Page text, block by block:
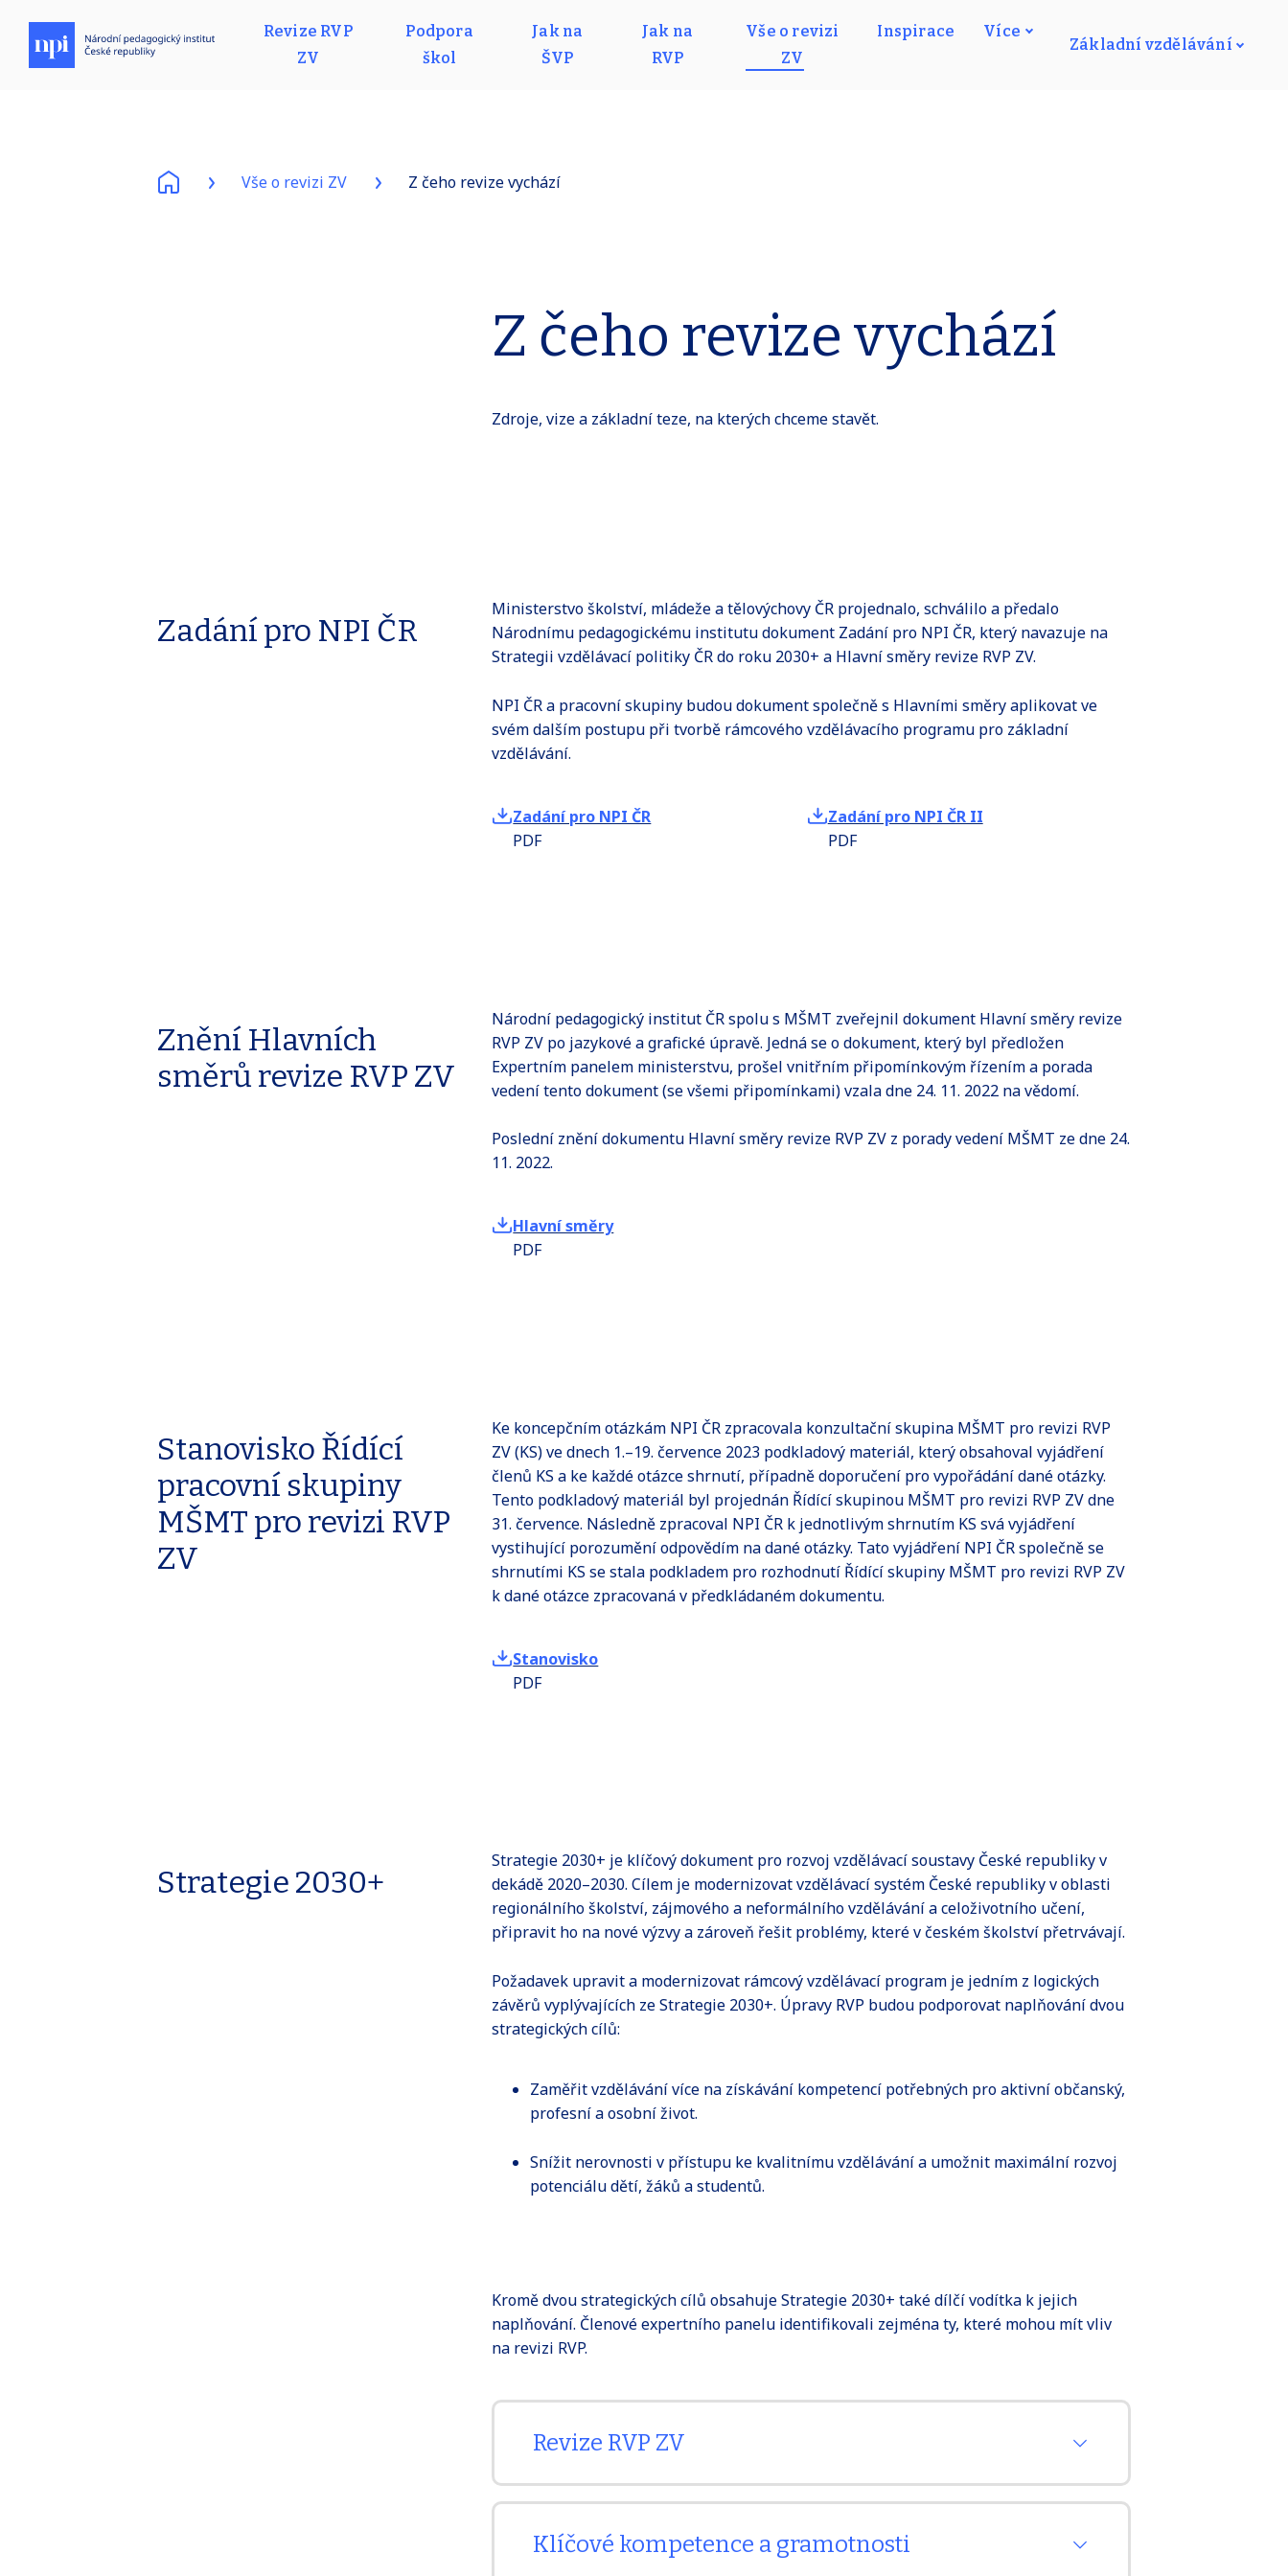
Revize RVP
ZV
Podpora
škol
Jak na
ŠVP
Jak na
RVP
Vše o revizi
ZV
Inspirace Více
Základní vzdělávání
Vše o revizi ZV Z čeho revize vychází
Z čeho revize vychází
Zdroje, vize a základní teze, na kterých chceme stavět.
Zadání pro NPI ČR
Ministerstvo školství, mládeže a tělovýchovy ČR projednalo, schválilo a předalo
Národnímu pedagogickému institutu dokument Zadání pro NPI ČR, který navazuje na
Strategii vzdělávací politiky ČR do roku 2030+ a Hlavní směry revize RVP ZV.
NPI ČR a pracovní skupiny budou dokument společně s Hlavními směry aplikovat ve
svém dalším postupu při tvorbě rámcového vzdělávacího programu pro základní
vzdělávání.
Zadání pro NPI ČR
PDF
Zadání pro NPI ČR II
PDF
Znění Hlavních
směrů revize RVP ZV
Národní pedagogický institut ČR spolu s MŠMT zveřejnil dokument Hlavní směry revize
RVP ZV po jazykové a grafické úpravě. Jedná se o dokument, který byl předložen
Expertním panelem ministerstvu, prošel vnitřním připomínkovým řízením a porada
vedení tento dokument (se všemi připomínkami) vzala dne 24. 11. 2022 na vědomí.
Poslední znění dokumentu Hlavní směry revize RVP ZV z porady vedení MŠMT ze dne 24.
11. 2022.
Hlavní směry
PDF
Stanovisko Řídící
pracovní skupiny
MŠMT pro revizi RVP
ZV
Ke koncepčním otázkám NPI ČR zpracovala konzultační skupina MŠMT pro revizi RVP
ZV (KS) ve dnech 1.–19. července 2023 podkladový materiál, který obsahoval vyjádření
členů KS a ke každé otázce shrnutí, případně doporučení pro vypořádání dané otázky.
Tento podkladový materiál byl projednán Řídící skupinou MŠMT pro revizi RVP ZV dne
31. července. Následně zpracoval NPI ČR k jednotlivým shrnutím KS svá vyjádření
vystihující porozumění odpovědím na dané otázky. Tato vyjádření NPI ČR společně se
shrnutími KS se stala podkladem pro rozhodnutí Řídící skupiny MŠMT pro revizi RVP ZV
k dané otázce zpracovaná v předkládaném dokumentu.
Stanovisko
PDF
Strategie 2030+
Strategie 2030+ je klíčový dokument pro rozvoj vzdělávací soustavy České republiky v
dekádě 2020–2030. Cílem je modernizovat vzdělávací systém České republiky v oblasti
regionálního školství, zájmového a neformálního vzdělávání a celoživotního učení,
připravit ho na nové výzvy a zároveň řešit problémy, které v českém školství přetrvávají.
Požadavek upravit a modernizovat rámcový vzdělávací program je jedním z logických
závěrů vyplývajících ze Strategie 2030+. Úpravy RVP budou podporovat naplňování dvou
strategických cílů:
Zaměřit vzdělávání více na získávání kompetencí potřebných pro aktivní občanský,
profesní a osobní život.
Snížit nerovnosti v přístupu ke kvalitnímu vzdělávání a umožnit maximální rozvoj
potenciálu dětí, žáků a studentů.
Kromě dvou strategických cílů obsahuje Strategie 2030+ také dílčí vodítka k jejich
naplňování. Členové expertního panelu identifikovali zejména ty, které mohou mít vliv
na revizi RVP.
Revize RVP ZV
při zachování jejich základní struktury i pojmů. Zachována bude i
Klíčové kompetence a gramotnosti